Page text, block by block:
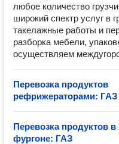
любое количество
широкий спектр услуг в
такелажные работы и
разборка мебели,
осуществляем
Перевозка продуктов
рефрижераторами: ГАЗ
Перевозка продуктов
фургоне: ГАЗ